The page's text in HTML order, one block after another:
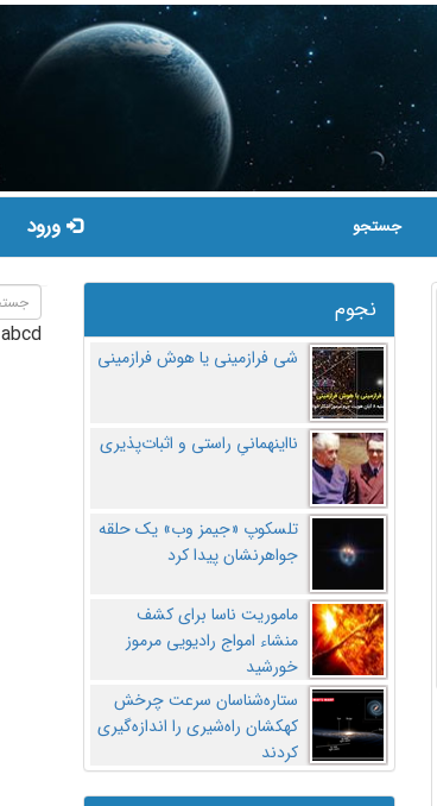
جستجو ورود
نجوم
شی فرازمینی یا هوش فرازمینی
نااینهمانیِ راستی و اثبات‌پذیری
تلسکوپ «جیمز وب» یک حلقه
جواهرنشان پیدا کرد
ماموریت ناسا برای کشف
منشاء امواج رادیویی مرموز
خورشید
ستاره‌شناسان سرعت چرخش
کهکشان راه‌شیری را اندازه‌گیری
کردند
abcd